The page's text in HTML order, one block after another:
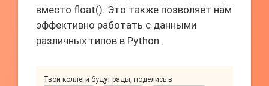
вместо float(). Это также позволяет нам
эффективно работать с данными
различных типов в Python.
Твои коллеги будут рады, поделись в